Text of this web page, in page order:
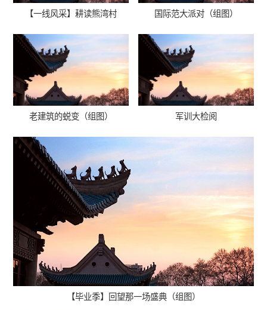
【一线风采】耕读熊湾村 国际范大派对（组图）
老建筑的蜕变（组图） 军训大检阅
【毕业季】回望那一场盛典（组图）